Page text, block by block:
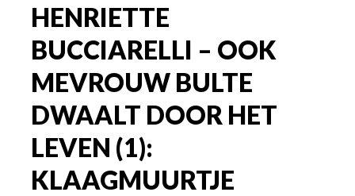
HENRIETTE
BUCCIARELLI – OOK
MEVROUW BULTE
DWAALT DOOR HET
LEVEN (1):
KLAAGMUURTJE